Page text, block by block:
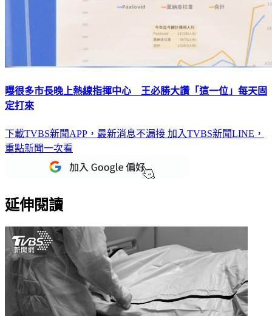
曝很多市長晚上熱線指揮中心 王必勝大讚「這一位」每天固
定打來
下載TVBS新聞APP，最新消息不漏接 加入TVBS新聞LINE，
重點新聞一次看
延伸閱讀